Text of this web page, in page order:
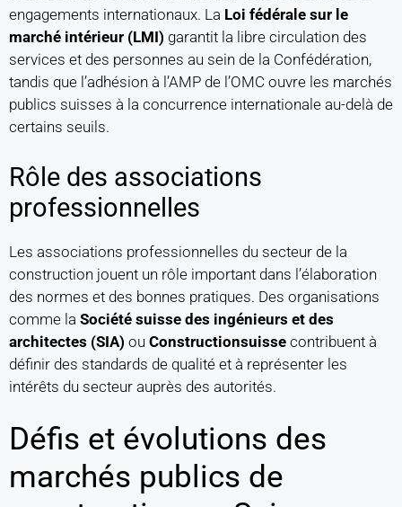
engagements internationaux. La Loi fédérale sur le
marché intérieur (LMI) garantit la libre circulation des
services et des personnes au sein de la Confédération,
tandis que l’adhésion à l’AMP de l’OMC ouvre les marchés
publics suisses à la concurrence internationale au-delà de
certains seuils.
Rôle des associations
professionnelles
Les associations professionnelles du secteur de la
construction jouent un rôle important dans l’élaboration
des normes et des bonnes pratiques. Des organisations
comme la Société suisse des ingénieurs et des
architectes (SIA) ou Constructionsuisse contribuent à
définir des standards de qualité et à représenter les
intérêts du secteur auprès des autorités.
Défis et évolutions des
marchés publics de